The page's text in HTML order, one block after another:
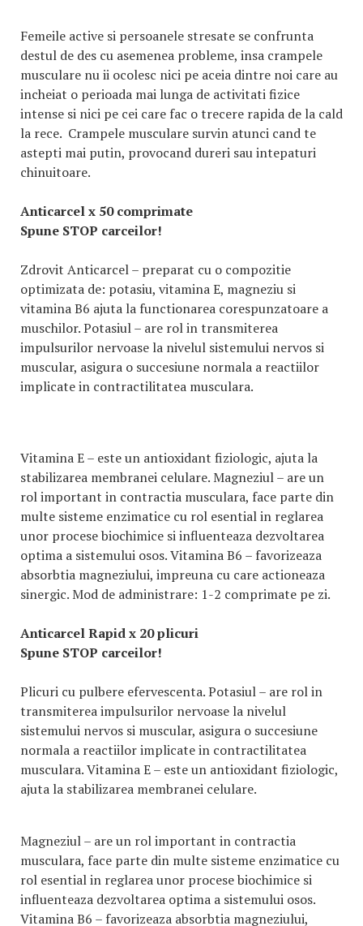
Femeile active si persoanele stresate se confrunta
destul de des cu asemenea probleme, insa crampele
musculare nu ii ocolesc nici pe aceia dintre noi care au
incheiat o perioada mai lunga de activitati fizice
intense si nici pe cei care fac o trecere rapida de la cald
la rece. Crampele musculare survin atunci cand te
astepti mai putin, provocand dureri sau intepaturi
chinuitoare.
Anticarcel x 50 comprimate
Spune STOP carceilor!
Zdrovit Anticarcel – preparat cu o compozitie
optimizata de: potasiu, vitamina E, magneziu si
vitamina B6 ajuta la functionarea corespunzatoare a
muschilor. Potasiul – are rol in transmiterea
impulsurilor nervoase la nivelul sistemului nervos si
muscular, asigura o succesiune normala a reactiilor
implicate in contractilitatea musculara.
Vitamina E – este un antioxidant fiziologic, ajuta la
stabilizarea membranei celulare. Magneziul – are un
rol important in contractia musculara, face parte din
multe sisteme enzimatice cu rol esential in reglarea
unor procese biochimice si influenteaza dezvoltarea
optima a sistemului osos. Vitamina B6 – favorizeaza
absorbtia magneziului, impreuna cu care actioneaza
sinergic. Mod de administrare: 1-2 comprimate pe zi.
Anticarcel Rapid x 20 plicuri
Spune STOP carceilor!
Plicuri cu pulbere efervescenta. Potasiul – are rol in
transmiterea impulsurilor nervoase la nivelul
sistemului nervos si muscular, asigura o succesiune
normala a reactiilor implicate in contractilitatea
musculara. Vitamina E – este un antioxidant fiziologic,
ajuta la stabilizarea membranei celulare.
Magneziul – are un rol important in contractia
musculara, face parte din multe sisteme enzimatice cu
rol esential in reglarea unor procese biochimice si
influenteaza dezvoltarea optima a sistemului osos.
Vitamina B6 – favorizeaza absorbtia magneziului,